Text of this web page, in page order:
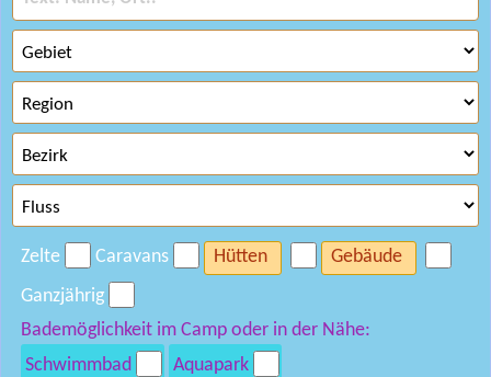
Zelte Caravans Hütten
Gebäude
Ganzjährig
Bademöglichkeit im Camp oder in der Nähe:
Schwimmbad
Aquapark